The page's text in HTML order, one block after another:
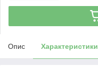
Опис Характеристики